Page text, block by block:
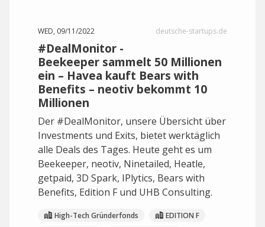
WED, 09/11/2022 deutsche-startups.de
#DealMonitor -
Beekeeper sammelt 50 Millionen
ein – Havea kauft Bears with
Benefits – neotiv bekommt 10
Millionen
Der #DealMonitor, unsere Übersicht über
Investments und Exits, bietet werktäglich
alle Deals des Tages. Heute geht es um
Beekeeper, neotiv, Ninetailed, Heatle,
getpaid, 3D Spark, IPlytics, Bears with
Benefits, Edition F und UHB Consulting.
High-Tech Gründerfonds
EDITION F